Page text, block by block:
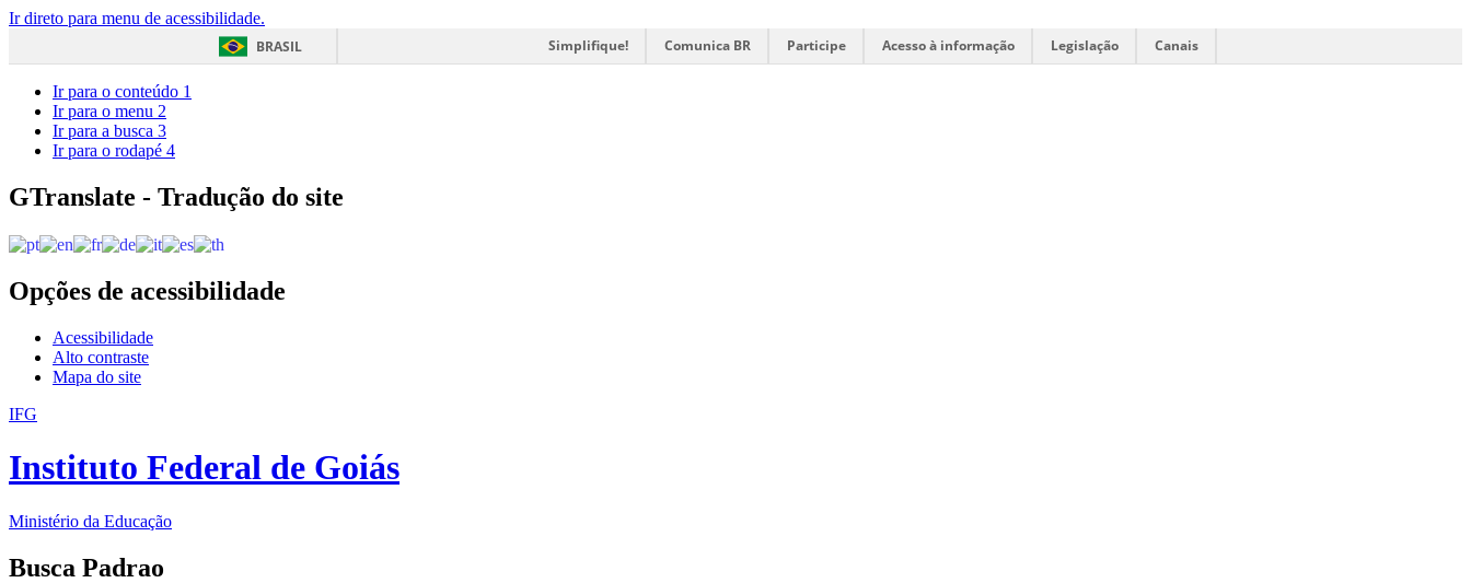
Ir direto para menu de acessibilidade.
BRASIL
Simplifique! Comunica BR Participe Acesso à informação Legislação Canais
Ir para o conteúdo 1
Ir para o menu 2
Ir para a busca 3
Ir para o rodapé 4
GTranslate - Tradução do site
Opções de acessibilidade
Acessibilidade
Alto contraste
Mapa do site
IFG
Instituto Federal de Goiás
Ministério da Educação
Busca Padrao